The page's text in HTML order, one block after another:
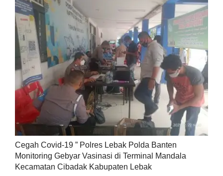
Cegah Covid-19 ” Polres Lebak Polda Banten
Monitoring Gebyar Vasinasi di Terminal Mandala
Kecamatan Cibadak Kabupaten Lebak